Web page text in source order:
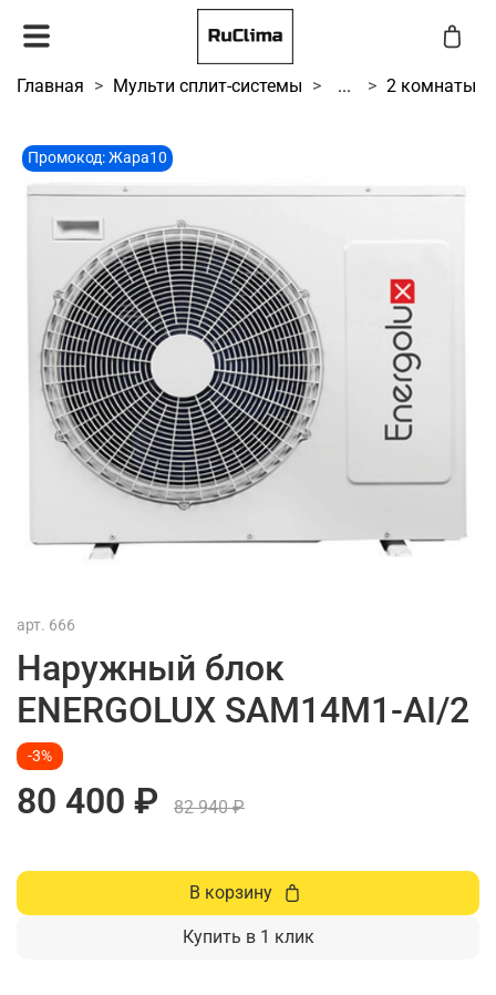
Главная Мульти сплит-системы ... 2 комнаты
Промокод: Жара10
арт. 666
Наружный блок
ENERGOLUX SAM14M1-AI/2
-3%
80 400 ₽ 82 940 ₽
В корзину
Купить в 1 клик